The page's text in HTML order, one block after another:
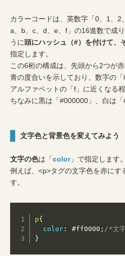
カラーコードは、英数字「0、1、2
a、b、c、d、e、f」の16進数で成
うに頭にハッシュ（#）を付けて、
指定します。
この6桁の構成は、先頭から2つが
青の度合いを示しており、数字の「
アルファベットの「f」に近くなる
ちなみに黒は「#000000」、白は「
文字色と背景色を変えてみよう
文字の色は「color」で指定します。
例えば、<p>タグの文字色を赤にす
す。
p{
color : #ff0000 ; /*文
}